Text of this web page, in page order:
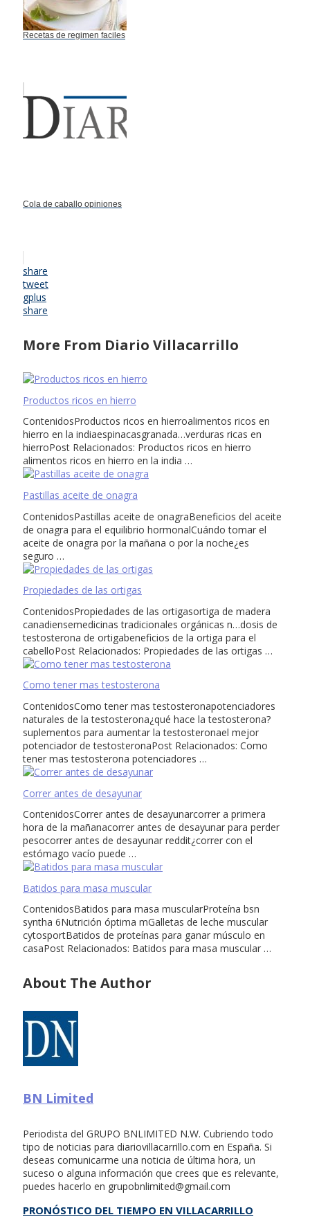
Recetas de regimen faciles
Cola de caballo opiniones
share
tweet
gplus
share
More From Diario Villacarrillo
Productos ricos en hierro
ContenidosProductos ricos en hierroalimentos ricos en
hierro en la indiaespinacasgranada…verduras ricas en
hierroPost Relacionados: Productos ricos en hierro
alimentos ricos en hierro en la india …
Pastillas aceite de onagra
ContenidosPastillas aceite de onagraBeneficios del aceite
de onagra para el equilibrio hormonalCuándo tomar el
aceite de onagra por la mañana o por la noche¿es
seguro …
Propiedades de las ortigas
ContenidosPropiedades de las ortigasortiga de madera
canadiensemedicinas tradicionales orgánicas n…dosis de
testosterona de ortigabeneficios de la ortiga para el
cabelloPost Relacionados: Propiedades de las ortigas …
Como tener mas testosterona
ContenidosComo tener mas testosteronapotenciadores
naturales de la testosterona¿qué hace la testosterona?
suplementos para aumentar la testosteronael mejor
potenciador de testosteronaPost Relacionados: Como
tener mas testosterona potenciadores …
Correr antes de desayunar
ContenidosCorrer antes de desayunarcorrer a primera
hora de la mañanacorrer antes de desayunar para perder
pesocorrer antes de desayunar reddit¿correr con el
estómago vacío puede …
Batidos para masa muscular
ContenidosBatidos para masa muscularProteína bsn
syntha 6Nutrición óptima mGalletas de leche muscular
cytosportBatidos de proteínas para ganar músculo en
casaPost Relacionados: Batidos para masa muscular …
About The Author
BN Limited
Periodista del GRUPO BNLIMITED N.W. Cubriendo todo
tipo de noticias para diariovillacarrillo.com en España. Si
deseas comunicarme una noticia de última hora, un
suceso o alguna información que crees que es relevante,
puedes hacerlo en grupobnlimited@gmail.com
PRONÓSTICO DEL TIEMPO EN VILLACARRILLO